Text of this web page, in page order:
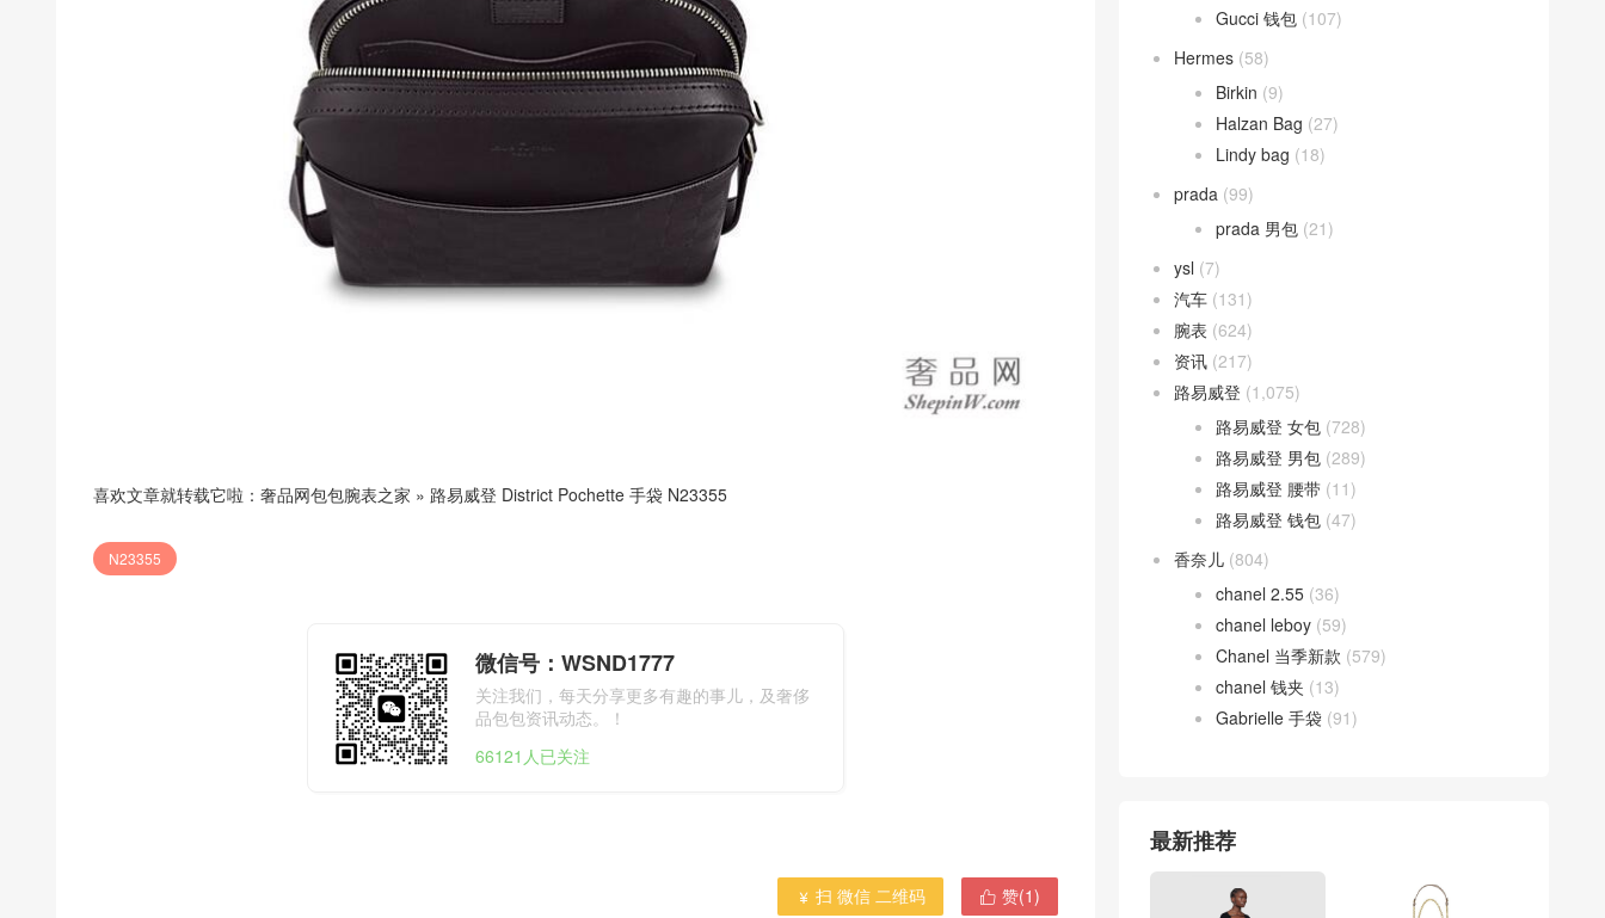
喜欢文章就转载它啦： 奢品网包包腕表之家 » 路易威登 District Pochette 手袋 N23355
N23355
微信号：WSND1777
关注我们，每天分享更多有趣的事儿，及奢侈
品包包资讯动态。！
66121人已关注
 赞(1)
 扫 微信 二维码
Gucci 钱包 (107)
Hermes (58)
Birkin (9)
Halzan Bag (27)
Lindy bag (18)
prada (99)
prada 男包 (21)
ysl (7)
汽车 (131)
腕表 (624)
资讯 (217)
路易威登 (1,075)
路易威登 女包 (728)
路易威登 男包 (289)
路易威登 腰带 (11)
路易威登 钱包 (47)
香奈儿 (804)
chanel 2.55 (36)
chanel leboy (59)
Chanel 当季新款 (579)
chanel 钱夹 (13)
Gabrielle 手袋 (91)
最新推荐